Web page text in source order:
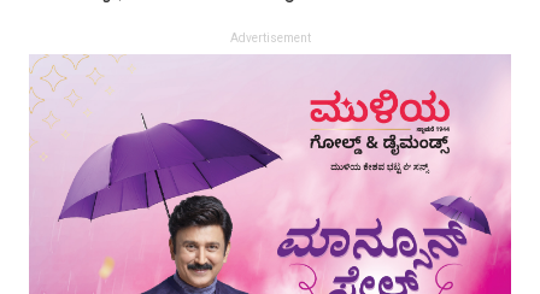
Advertisement